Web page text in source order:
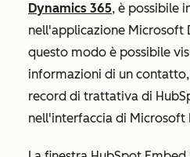
Dynamics 365, è possibile
nell'applicazione Microsoft
questo modo è possibile
informazioni di un
record di trattativa di
nell'interfaccia di Microsoft